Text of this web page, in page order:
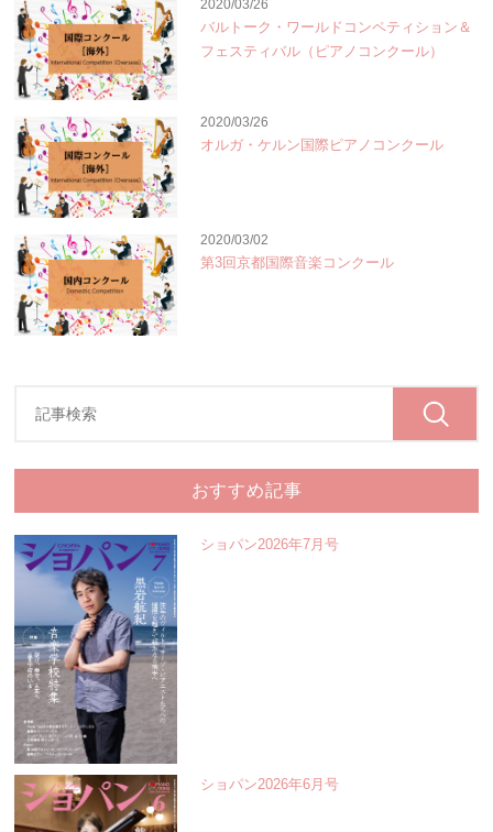
2020/03/26
バルトーク・ワールドコンペティション＆
フェスティバル（ピアノコンクール）
2020/03/26
オルガ・ケルン国際ピアノコンクール
2020/03/02
第3回京都国際音楽コンクール
おすすめ記事
ショパン2026年7月号
ショパン2026年6月号